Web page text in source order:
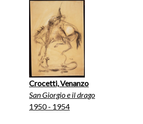
Crocetti, Venanzo
San Giorgio e il drago
1950 - 1954